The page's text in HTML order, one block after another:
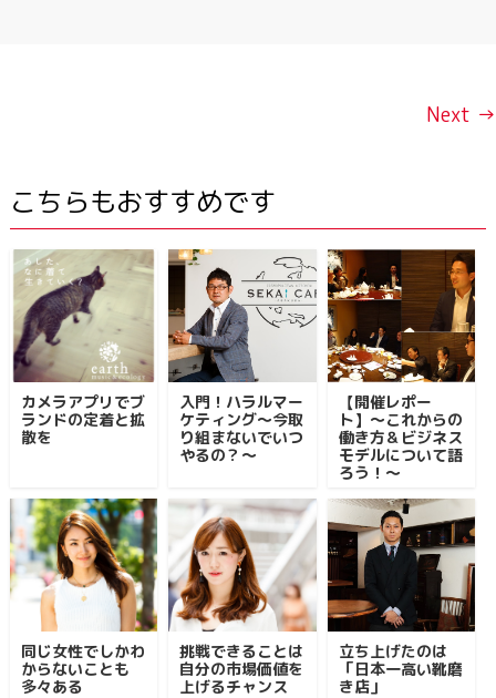
Next →
こちらもおすすめです
カメラアプリでブ
ランドの定着と拡
散を
入門！ハラルマー
ケティング～今取
り組まないでいつ
やるの？～
【開催レポー
ト】〜これからの
働き方＆ビジネス
モデルについて語
ろう！〜
同じ女性でしかわ
からないことも
多々ある
挑戦できることは
自分の市場価値を
上げるチャンス
立ち上げたのは
「日本一高い靴磨
き店」